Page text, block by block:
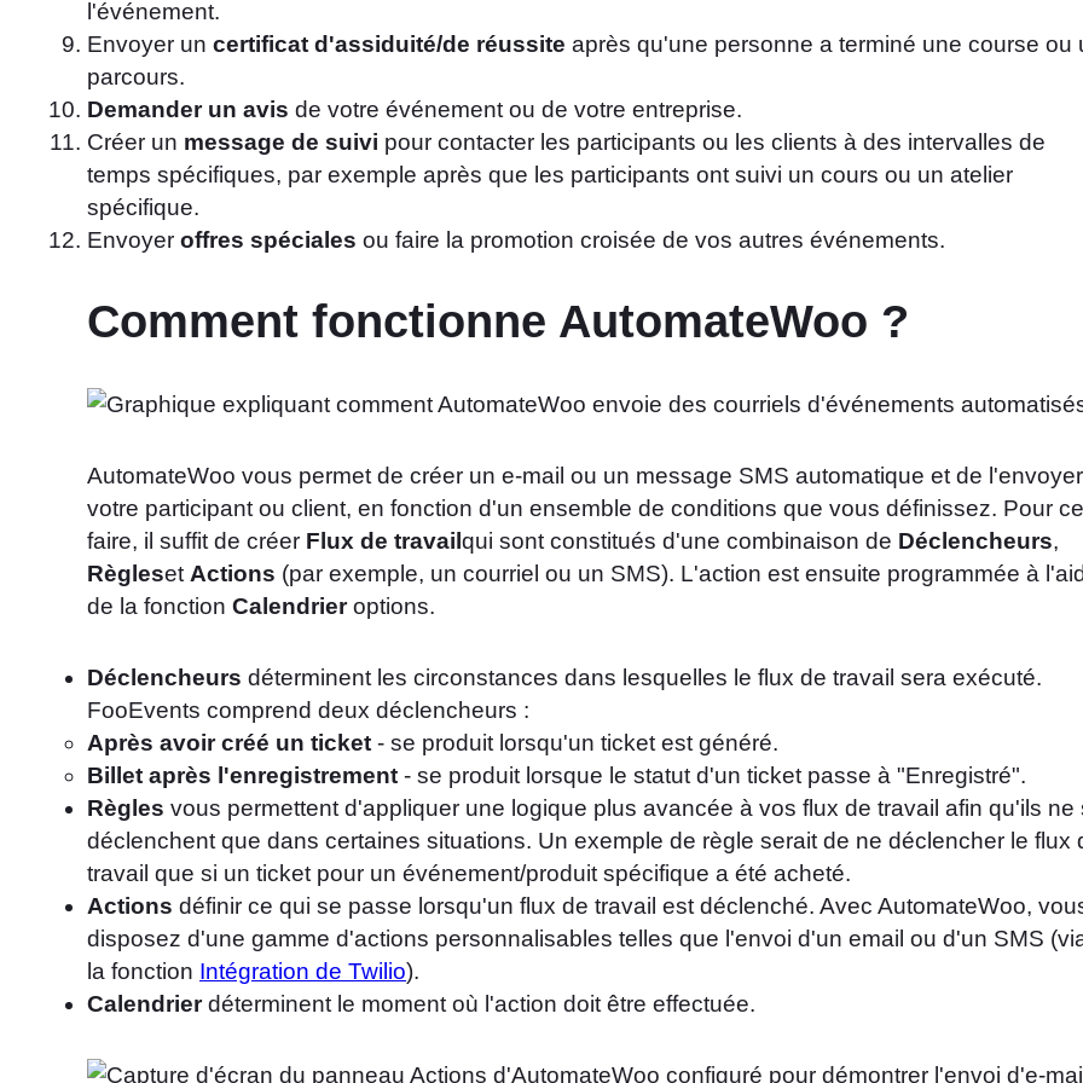
l'événement.
Envoyer un certificat d'assiduité/de réussite après qu'une personne a terminé une course ou
parcours.
Demander un avis de votre événement ou de votre entreprise.
Créer un message de suivi pour contacter les participants ou les clients à des intervalles de
temps spécifiques, par exemple après que les participants ont suivi un cours ou un atelier
spécifique.
Envoyer offres spéciales ou faire la promotion croisée de vos autres événements.
Comment fonctionne AutomateWoo ?
AutomateWoo vous permet de créer un e-mail ou un message SMS automatique et de
votre participant ou client, en fonction d'un ensemble de conditions que vous définissez. Pour ce
faire, il suffit de créer Flux de travail qui sont constitués d'une combinaison de Déclencheurs,
Règleset Actions (par exemple, un courriel ou un SMS). L'action est ensuite programmée à
de la fonction Calendrieroptions.
Déclencheurs déterminent les circonstances dans lesquelles le flux de travail sera exécuté.
FooEvents comprend deux déclencheurs :
Après avoir créé un ticket - se produit lorsqu'un ticket est généré.
Billet après l'enregistrement - se produit lorsque le statut d'un ticket passe à "Enregistré".
Règles vous permettent d'appliquer une logique plus avancée à vos flux de travail afin qu'ils ne
déclenchent que dans certaines situations. Un exemple de règle serait de ne déclencher le flux
travail que si un ticket pour un événement/produit spécifique a été acheté.
Actions définir ce qui se passe lorsqu'un flux de travail est déclenché. Avec AutomateWoo,
disposez d'une gamme d'actions personnalisables telles que l'envoi d'un email ou d'un SMS
la fonction Intégration de Twilio).
Calendrierdéterminent le moment où l'action doit être effectuée.